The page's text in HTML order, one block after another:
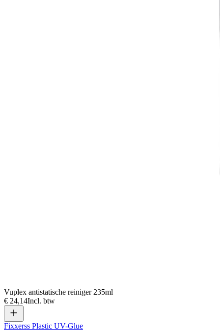
Vuplex antistatische reiniger 235ml
€ 24,14Incl. btw
Fixxerss Plastic UV-Glue